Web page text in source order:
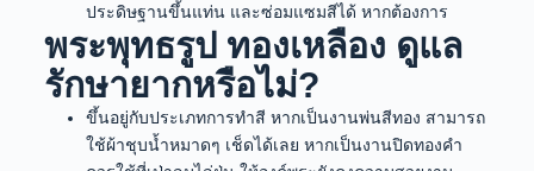
ประดิษฐานขึ้นแท่น และซ่อมแซมสีได้ หากต้องการ
พระพุทธรูป ทองเหลือง ดูแล
รักษายากหรือไม่?
ขึ้นอยู่กับประเภทการทำสี หากเป็นงานพ่นสีทอง สามารถ
ใช้ผ้าชุบน้ำหมาดๆ เช็ดได้เลย หากเป็นงานปิดทองคำ